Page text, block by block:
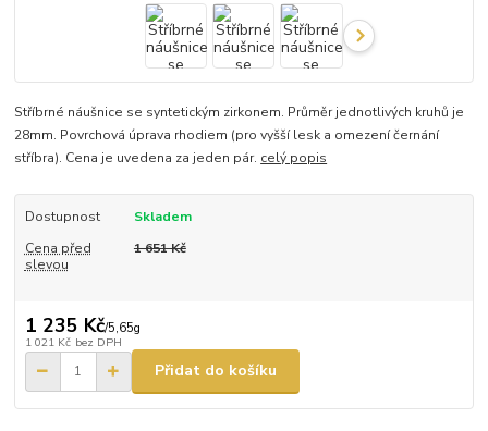
Stříbrné náušnice se syntetickým zirkonem. Průměr jednotlivých kruhů je
28mm. Povrchová úprava rhodiem (pro vyšší lesk a omezení černání
stříbra). Cena je uvedena za jeden pár. celý popis
Dostupnost
Skladem
Cena před
slevou
1 651 Kč
1 235 Kč/5,65g
1 021 Kč bez DPH
Přidat do košíku